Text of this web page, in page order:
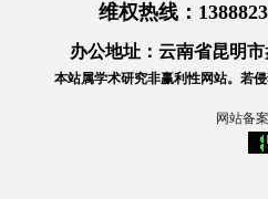
维权热线 ：
办公地址：云南省昆明
本站属学术研究非赢利性网站。 若
网站备